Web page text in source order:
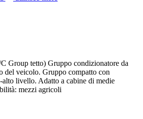
Group tetto) Gruppo condizionatore da
del veicolo. Gruppo compatto con
livello. Adatto a cabine di medie
mezzi agricoli